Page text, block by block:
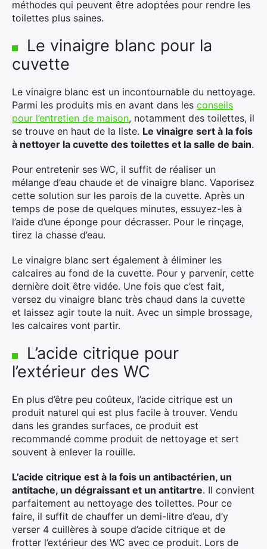
méthodes qui peuvent être adoptées pour rendre les
toilettes plus saines.
Le vinaigre blanc pour la
cuvette
Le vinaigre blanc est un incontournable du nettoyage.
Parmi les produits mis en avant dans les conseils
pour l’entretien de maison, notamment des toilettes, il
se trouve en haut de la liste. Le vinaigre sert à la fois
à nettoyer la cuvette des toilettes et la salle de bain.
Pour entretenir ses WC, il suffit de réaliser un
mélange d’eau chaude et de vinaigre blanc. Vaporisez
cette solution sur les parois de la cuvette. Après un
temps de pose de quelques minutes, essuyez-les à
l’aide d’une éponge pour décrasser. Pour le rinçage,
tirez la chasse d’eau.
Le vinaigre blanc sert également à éliminer les
calcaires au fond de la cuvette. Pour y parvenir, cette
dernière doit être vidée. Une fois que c’est fait,
versez du vinaigre blanc très chaud dans la cuvette
et laissez agir toute la nuit. Avec un simple brossage,
les calcaires vont partir.
L’acide citrique pour
l’extérieur des WC
En plus d’être peu coûteux, l’acide citrique est un
produit naturel qui est plus facile à trouver. Vendu
dans les grandes surfaces, ce produit est
recommandé comme produit de nettoyage et sert
souvent à enlever la rouille.
L’acide citrique est à la fois un antibactérien, un
antitache, un dégraissant et un antitartre. Il convient
parfaitement au nettoyage des toilettes. Pour ce
faire, il suffit de chauffer un demi-litre d’eau, d’y
verser 4 cuillères à soupe d’acide citrique et de
frotter l’extérieur des WC avec ce produit. Lors de